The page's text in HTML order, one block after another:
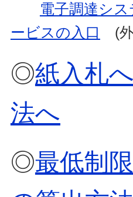
電子調達シ
ービスの入口
(外
◎紙入札
法へ
◎最低制